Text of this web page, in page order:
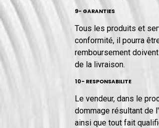
9- GARANTIES
Tous les produits et
conformité, il pourra
remboursement
de la livraison.
10- RESPONSABILITE
Le vendeur, dans le
dommage résultant de
ainsi que tout fait